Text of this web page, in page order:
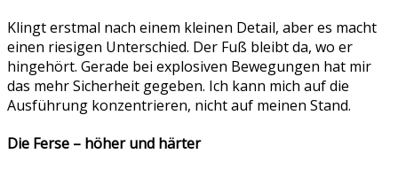
Klingt erstmal nach einem kleinen Detail, aber es macht
einen riesigen Unterschied. Der Fuß bleibt da, wo er
hingehört. Gerade bei explosiven Bewegungen hat mir
das mehr Sicherheit gegeben. Ich kann mich auf die
Ausführung konzentrieren, nicht auf meinen Stand.
Die Ferse – höher und härter